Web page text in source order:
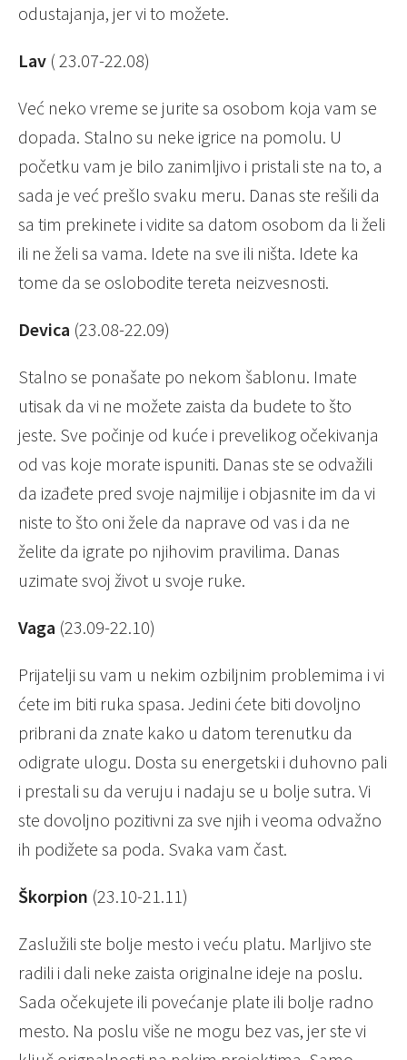
odustajanja, jer vi to možete.
Lav ( 23.07-22.08)
Već neko vreme se jurite sa osobom koja vam se
dopada. Stalno su neke igrice na pomolu. U
početku vam je bilo zanimljivo i pristali ste na to, a
sada je već prešlo svaku meru. Danas ste rešili da
sa tim prekinete i vidite sa datom osobom da li želi
ili ne želi sa vama. Idete na sve ili ništa. Idete ka
tome da se oslobodite tereta neizvesnosti.
Devica (23.08-22.09)
Stalno se ponašate po nekom šablonu. Imate
utisak da vi ne možete zaista da budete to što
jeste. Sve počinje od kuće i prevelikog očekivanja
od vas koje morate ispuniti. Danas ste se odvažili
da izađete pred svoje najmilije i objasnite im da vi
niste to što oni žele da naprave od vas i da ne
želite da igrate po njihovim pravilima. Danas
uzimate svoj život u svoje ruke.
Vaga (23.09-22.10)
Prijatelji su vam u nekim ozbiljnim problemima i vi
ćete im biti ruka spasa. Jedini ćete biti dovoljno
pribrani da znate kako u datom terenutku da
odigrate ulogu. Dosta su energetski i duhovno pali
i prestali su da veruju i nadaju se u bolje sutra. Vi
ste dovoljno pozitivni za sve njih i veoma odvažno
ih podižete sa poda. Svaka vam čast.
Škorpion (23.10-21.11)
Zaslužili ste bolje mesto i veću platu. Marljivo ste
radili i dali neke zaista originalne ideje na poslu.
Sada očekujete ili povećanje plate ili bolje radno
mesto. Na poslu više ne mogu bez vas, jer ste vi